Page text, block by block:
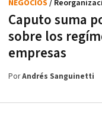
Caputo suma
sobre los
empresas
NEGOCIOS /
PorAndrés Sanguinetti